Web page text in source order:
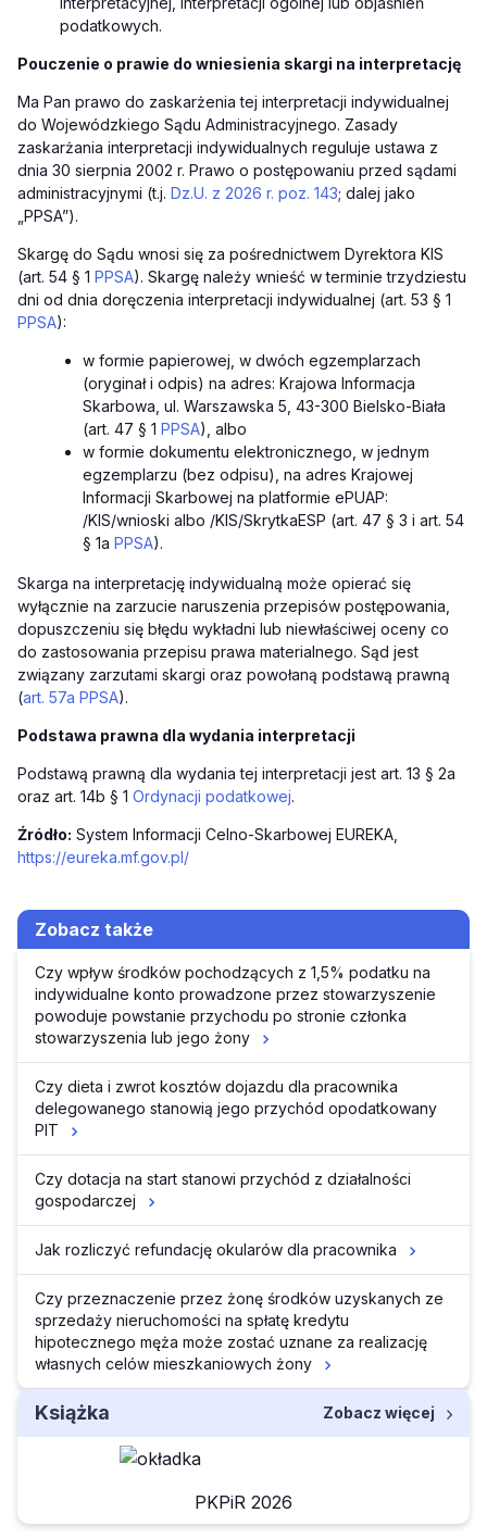
podatkowych.
Pouczenie o prawie do wniesienia skargi na interpretację
Ma Pan prawo do zaskarżenia tej interpretacji indywidualnej
do Wojewódzkiego Sądu Administracyjnego. Zasady
zaskarżania interpretacji indywidualnych reguluje ustawa z
dnia 30 sierpnia 2002 r. Prawo o postępowaniu przed sądami
administracyjnymi (t.j. Dz.U. z 2026 r. poz. 143; dalej jako
„PPSA”).
Skargę do Sądu wnosi się za pośrednictwem Dyrektora KIS
(art. 54 § 1 PPSA). Skargę należy wnieść w terminie trzydziestu
dni od dnia doręczenia interpretacji indywidualnej (art. 53 § 1
PPSA):
w formie papierowej, w dwóch egzemplarzach
(oryginał i odpis) na adres: Krajowa Informacja
Skarbowa, ul. Warszawska 5, 43-300 Bielsko-Biała
(art. 47 § 1 PPSA), albo
w formie dokumentu elektronicznego, w jednym
egzemplarzu (bez odpisu), na adres Krajowej
Informacji Skarbowej na platformie ePUAP:
/KIS/wnioski albo /KIS/SkrytkaESP (art. 47 § 3 i art. 54
§ 1a PPSA).
Skarga na interpretację indywidualną może opierać się
wyłącznie na zarzucie naruszenia przepisów postępowania,
dopuszczeniu się błędu wykładni lub niewłaściwej oceny co
do zastosowania przepisu prawa materialnego. Sąd jest
związany zarzutami skargi oraz powołaną podstawą prawną
(art. 57a PPSA).
Podstawa prawna dla wydania interpretacji
Podstawą prawną dla wydania tej interpretacji jest art. 13 § 2a
oraz art. 14b § 1 Ordynacji podatkowej.
Źródło: System Informacji Celno-Skarbowej EUREKA,
https://eureka.mf.gov.pl/
Zobacz także
Czy wpływ środków pochodzących z 1,5% podatku na
indywidualne konto prowadzone przez stowarzyszenie
powoduje powstanie przychodu po stronie członka
stowarzyszenia lub jego żony
Czy dieta i zwrot kosztów dojazdu dla pracownika
delegowanego stanowią jego przychód opodatkowany
PIT
Czy dotacja na start stanowi przychód z działalności
gospodarczej
Jak rozliczyć refundację okularów dla pracownika
Czy przeznaczenie przez żonę środków uzyskanych ze
sprzedaży nieruchomości na spłatę kredytu
hipotecznego męża może zostać uznane za realizację
własnych celów mieszkaniowych żony
Książka Zobacz więcej
PKPiR 2026